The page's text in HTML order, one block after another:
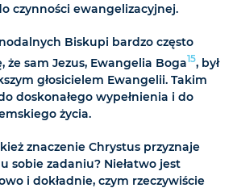
czynności ewangelizacyjnej.
Biskupi bardzo często
sam Jezus, Ewangelia Boga15, był
głosicielem Ewangelii. Takim
doskonałego wypełnienia i do
życia.
znaczenie Chrystus przyznaje
sobie zadaniu? Niełatwo jest
i dokładnie, czym rzeczywiście